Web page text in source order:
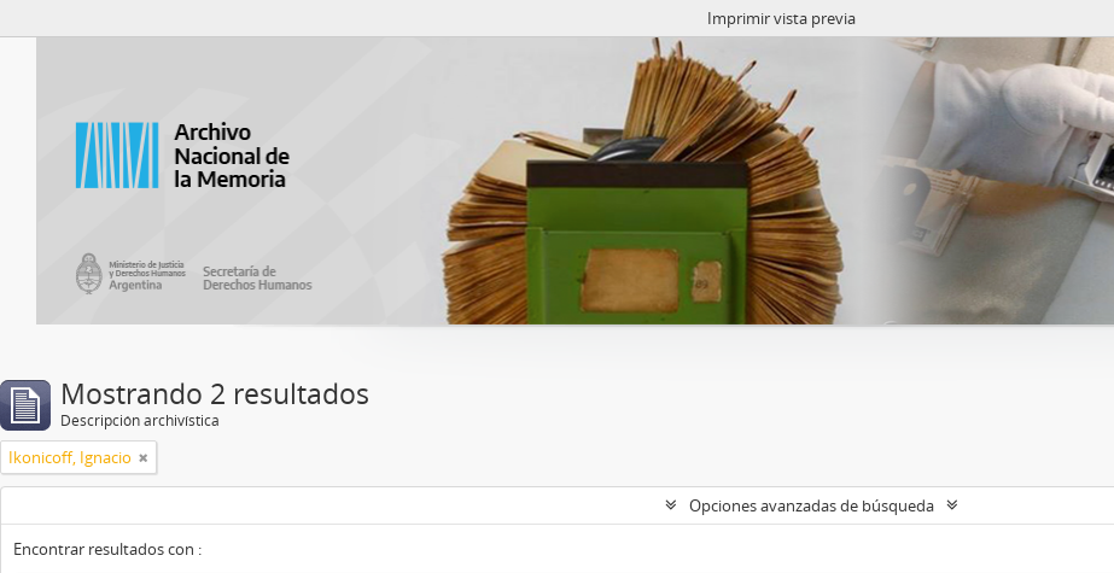
Imprimir vista previa
Mostrando 2 resultados
Descripción archivística
Ikonicoff, Ignacio
Opciones avanzadas de búsqueda
Encontrar resultados con :